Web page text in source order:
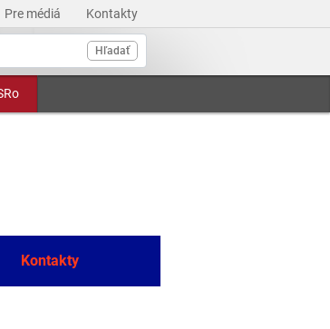
Pre médiá Kontakty
Hľadať
Kontakty